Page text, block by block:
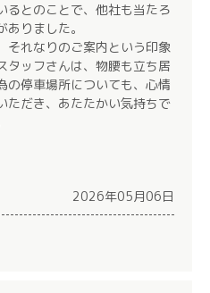
るとのことで、他社も当たろ
りました。
それなりのご案内という印象
タッフさんは、物腰も立ち居
の停車場所についても、心情
ただき、あたたかい気持ちで
2026年05月06日